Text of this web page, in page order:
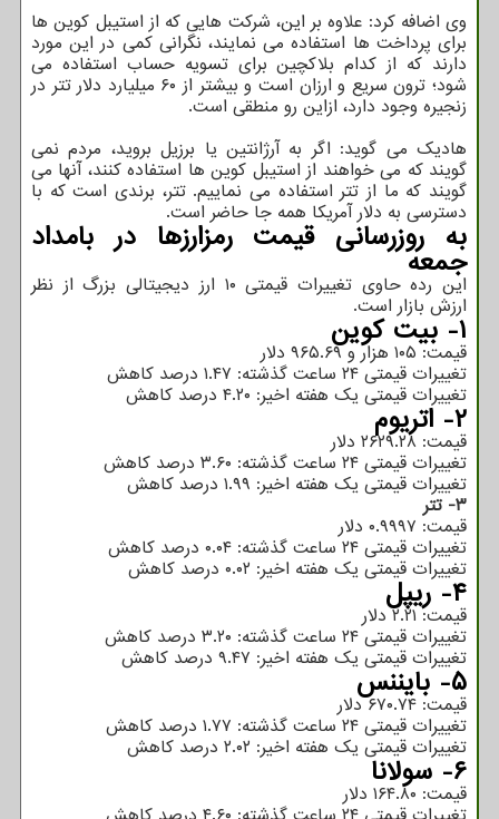
وی اضافه کرد: علاوه بر این، شرکت هایی که از استیبل کوین ها
برای پرداخت ها استفاده می نمایند، نگرانی کمی در این مورد
دارند که از کدام بلاکچین برای تسویه حساب استفاده می
شود؛ ترون سریع و ارزان است و بیشتر از ۶۰ میلیارد دلار تتر در
زنجیره وجود دارد، ازاین رو منطقی است.
هادیک می گوید: اگر به آرژانتین یا برزیل بروید، مردم نمی
گویند که می خواهند از استیبل کوین ها استفاده کنند، آنها می
گویند که ما از تتر استفاده می نماییم. تتر، برندی است که با
دسترسی به دلار آمریکا همه جا حاضر است.
به روزرسانی قیمت رمزارزها در بامداد
جمعه
این رده حاوی تغییرات قیمتی ۱۰ ارز دیجیتالی بزرگ از نظر
ارزش بازار است.
۱- بیت کوین
قیمت: ۱۰۵ هزار و ۹۶۵.۶۹ دلار
تغییرات قیمتی ۲۴ ساعت گذشته: ۱.۴۷ درصد کاهش
تغییرات قیمتی یک هفته اخیر: ۴.۲۰ درصد کاهش
۲- اتریوم
قیمت: ۲۶۲۹.۲۸ دلار
تغییرات قیمتی ۲۴ ساعت گذشته: ۳.۶۰ درصد کاهش
تغییرات قیمتی یک هفته اخیر: ۱.۹۹ درصد کاهش
۳- تتر
قیمت: ۰.۹۹۹۷ دلار
تغییرات قیمتی ۲۴ ساعت گذشته: ۰.۰۴ درصد کاهش
تغییرات قیمتی یک هفته اخیر: ۰.۰۲ درصد کاهش
۴- ریپل
قیمت: ۲.۲۱ دلار
تغییرات قیمتی ۲۴ ساعت گذشته: ۳.۲۰ درصد کاهش
تغییرات قیمتی یک هفته اخیر: ۹.۴۷ درصد کاهش
۵- بایننس
قیمت: ۶۷۰.۷۴ دلار
تغییرات قیمتی ۲۴ ساعت گذشته: ۱.۷۷ درصد کاهش
تغییرات قیمتی یک هفته اخیر: ۲.۰۲ درصد کاهش
۶- سولانا
قیمت: ۱۶۴.۸۰ دلار